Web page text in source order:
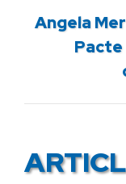
Angela
Pacte